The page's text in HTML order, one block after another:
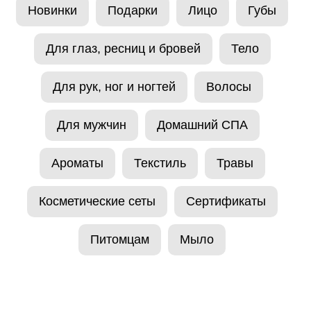
Новинки Подарки Лицо Губы
Для глаз, ресниц и бровей Тело
Для рук, ног и ногтей Волосы
Для мужчин Домашний СПА
Ароматы Текстиль Травы
Косметические сеты Сертификаты
Питомцам Мыло